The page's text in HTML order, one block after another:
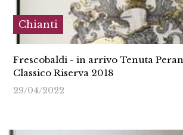
Chianti
Frescobaldi - in arrivo Tenuta
Classico Riserva 2018
29/04/2022